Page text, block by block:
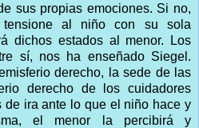
sus propias emociones. Si no,
al niño con su sola
dichos estados al menor. Los
sí, nos ha enseñado Siegel.
derecho, la sede de las
derecho de los cuidadores
de ira ante lo que el niño hace y
el menor la percibirá y